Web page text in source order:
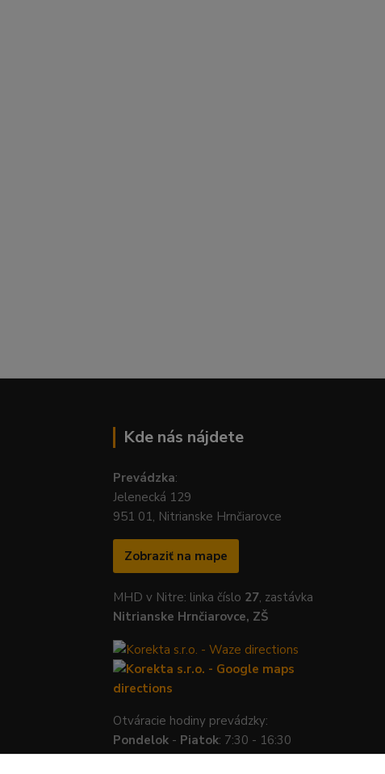
Kde nás nájdete
Prevádzka:
Jelenecká 129
951 01, Nitrianske Hrnčiarovce
Zobraziť na mape
MHD v Nitre: linka číslo 27, zastávka
Nitrianske Hrnčiarovce, ZŠ
Otváracie hodiny prevádzky:
Pondelok - Piatok: 7:30 - 16:30